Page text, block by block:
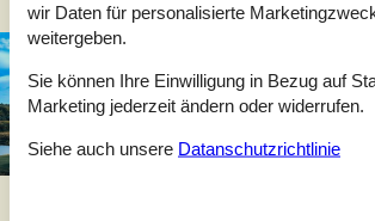
wir Daten für personalisierte
weitergeben.
Sie können Ihre Einwilligung in Bezug auf
Marketing jederzeit ändern oder widerrufen.
Siehe auch unsere Datanschutzrichtlinie